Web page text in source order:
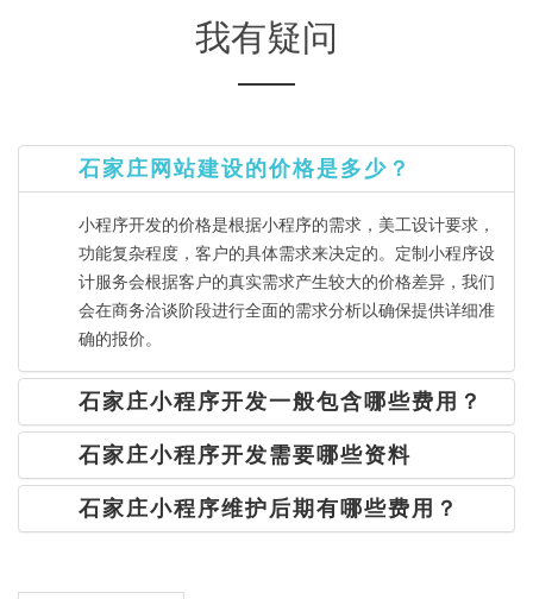
我有疑问
石家庄网站建设的价格是多少？
小程序开发的价格是根据小程序的需求，美工设计要求，
功能复杂程度，客户的具体需求来决定的。定制小程序设
计服务会根据客户的真实需求产生较大的价格差异，我们
会在商务洽谈阶段进行全面的需求分析以确保提供详细准
确的报价。
石家庄小程序开发一般包含哪些费用？
石家庄小程序开发需要哪些资料
石家庄小程序维护后期有哪些费用？